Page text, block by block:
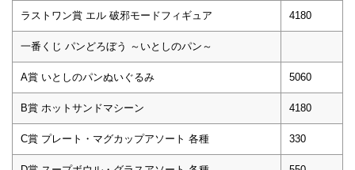
ラストワン賞 エル 破邪モードフィギュア 4180
一番くじ パンどろぼう ～いとしのパン～
A賞 いとしのパンぬいぐるみ 5060
B賞 ホットサンドマシーン 4180
C賞 プレート・マグカップアソート 各種 330